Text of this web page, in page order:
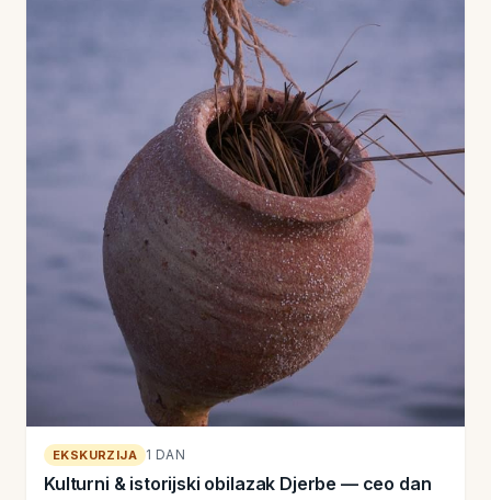
EKSKURZIJA 1 DAN
Kulturni & istorijski obilazak Djerbe — ceo dan